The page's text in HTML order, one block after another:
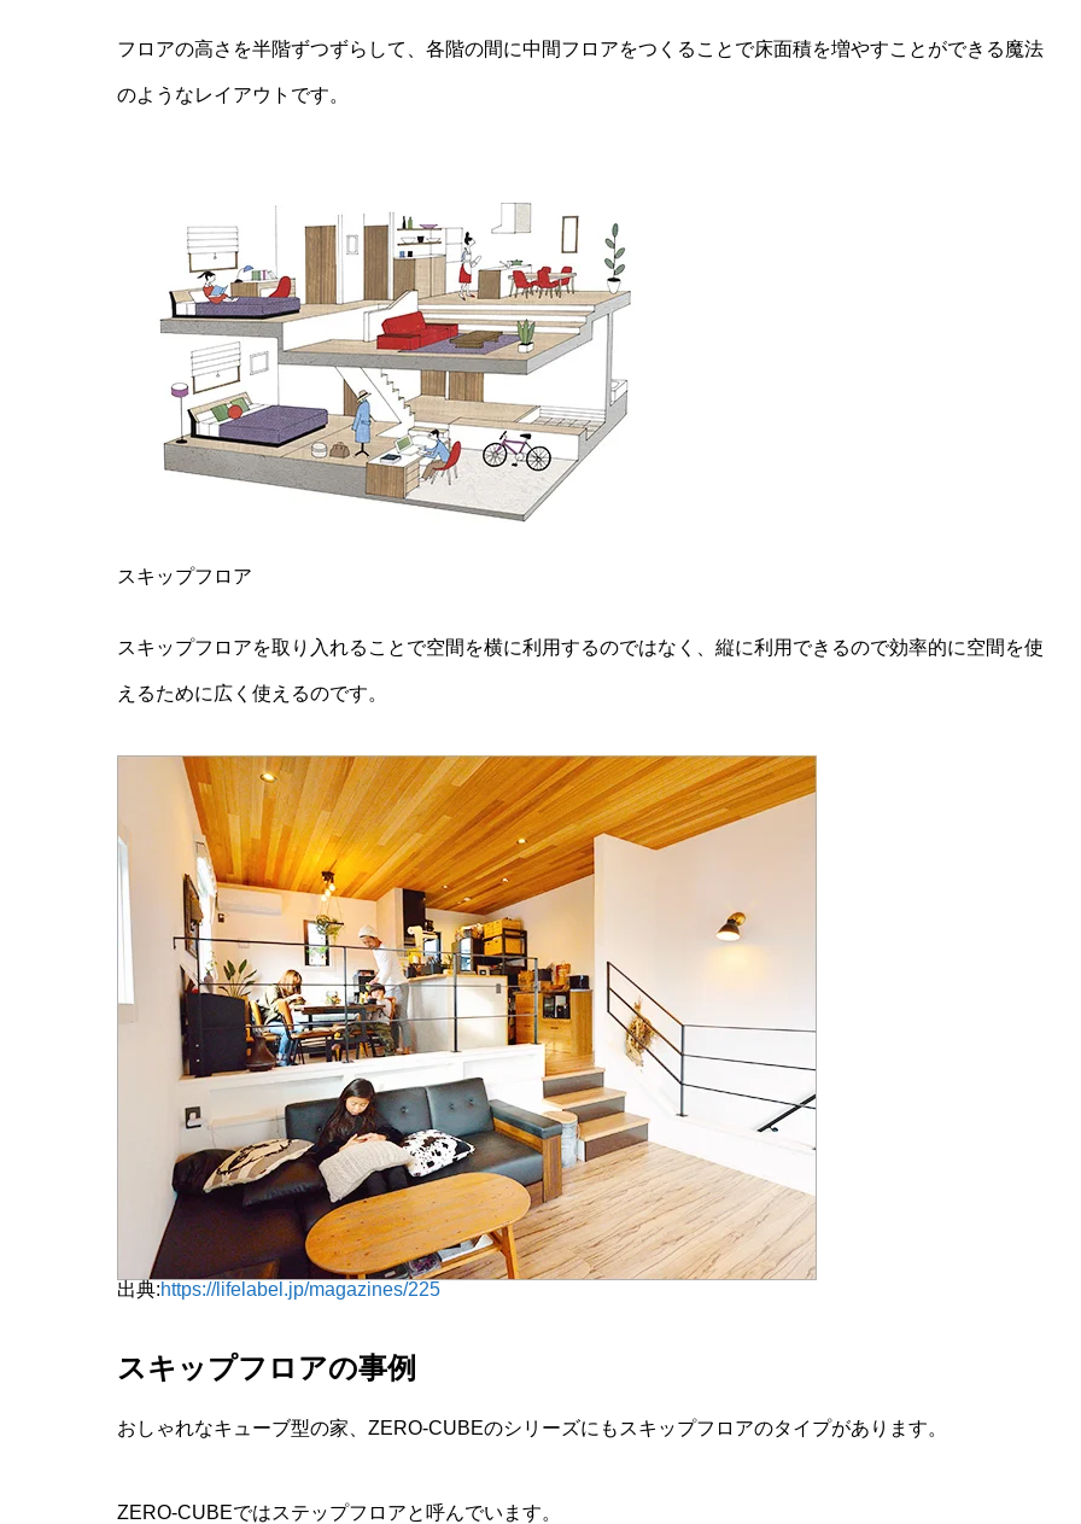
フロアの高さを半階ずつずらして、各階の間に中間フロアをつくることで床面積を増やすことができる魔法
のようなレイアウトです。
スキップフロア
スキップフロアを取り入れることで空間を横に利用するのではなく、縦に利用できるので効率的に空間を使
えるために広く使えるのです。
出典:https://lifelabel.jp/magazines/225
スキップフロアの事例
おしゃれなキューブ型の家、ZERO-CUBEのシリーズにもスキップフロアのタイプがあります。
ZERO-CUBEではステップフロアと呼んでいます。